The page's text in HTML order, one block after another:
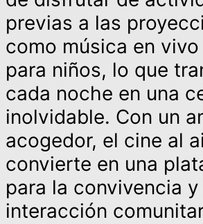
previas a las
como música en
para niños, lo que
cada noche en una
inolvidable. Con un
acogedor, el cine al
convierte en una
para la convivencia y
interacción